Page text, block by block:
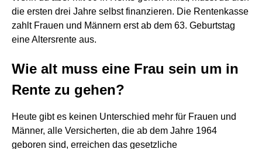
die ersten drei Jahre selbst finanzieren. Die Rentenkasse
zahlt Frauen und Männern erst ab dem 63. Geburtstag
eine Altersrente aus.
Wie alt muss eine Frau sein um in
Rente zu gehen?
Heute gibt es keinen Unterschied mehr für Frauen und
Männer, alle Versicherten, die ab dem Jahre 1964
geboren sind, erreichen das gesetzliche